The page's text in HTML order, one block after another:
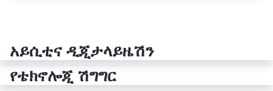
አይሲቲና ዲጂታላይዜሽን
የቴክኖሎጂ ሽግግር